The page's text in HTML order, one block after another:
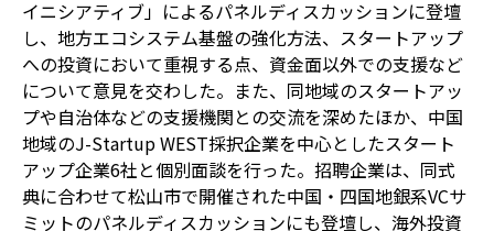
イニシアティブ」によるパネルディスカッションに登壇
し、地方エコシステム基盤の強化方法、スタートアップ
への投資において重視する点、資金面以外での支援など
について意見を交わした。また、同地域のスタートアッ
プや自治体などの支援機関との交流を深めたほか、中国
地域のJ-Startup WEST採択企業を中心としたスタート
アップ企業6社と個別面談を行った。招聘企業は、同式
典に合わせて松山市で開催された中国・四国地銀系VCサ
ミットのパネルディスカッションにも登壇し、海外投資